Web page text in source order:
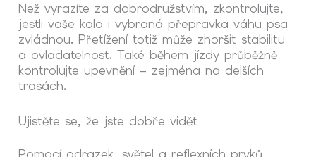
Než vyrazíte za dobrodružstvím, zkontrolujte,
jestli vaše kolo i vybraná přepravka váhu psa
zvládnou. Přetížení totiž může zhoršit stabilitu
a ovladatelnost. Také během jízdy průběžně
kontrolujte upevnění – zejména na delších
trasách.
Ujistěte se, že jste dobře vidět